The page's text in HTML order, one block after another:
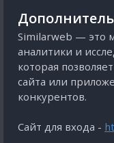
Similarweb — это
аналитики и
которая
сайта или
конкурентов.
Сайт для входа -